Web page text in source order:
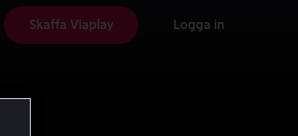
Skaffa Viaplay Logga in